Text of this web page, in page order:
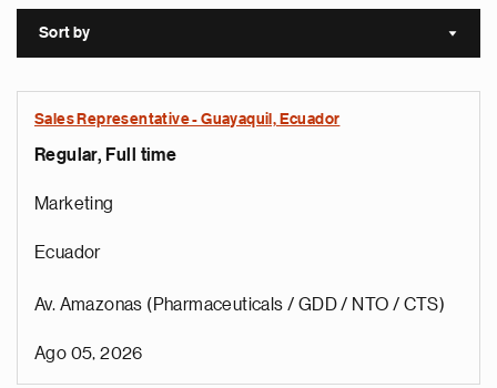
Sort by Sort
Sales Representative - Guayaquil, Ecuador
Regular, Full time
Marketing
Ecuador
Av. Amazonas (Pharmaceuticals / GDD / NTO / CTS)
Ago 05, 2026